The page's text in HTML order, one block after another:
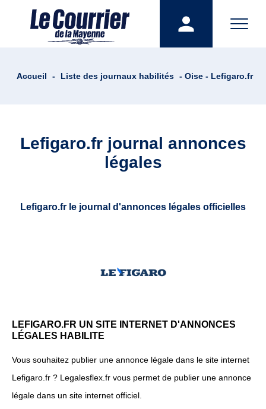
Accueil - Liste des journaux habilités - Oise - Lefigaro.fr
Lefigaro.fr journal annonces
légales
Lefigaro.fr le journal d'annonces légales officielles
LEFIGARO.FR UN SITE INTERNET D'ANNONCES
LÉGALES HABILITE
Vous souhaitez publier une annonce légale dans le site internet
Lefigaro.fr ? Legalesflex.fr vous permet de publier une annonce
légale dans un site internet officiel.